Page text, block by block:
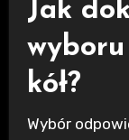
Jak
kół?
Wybór